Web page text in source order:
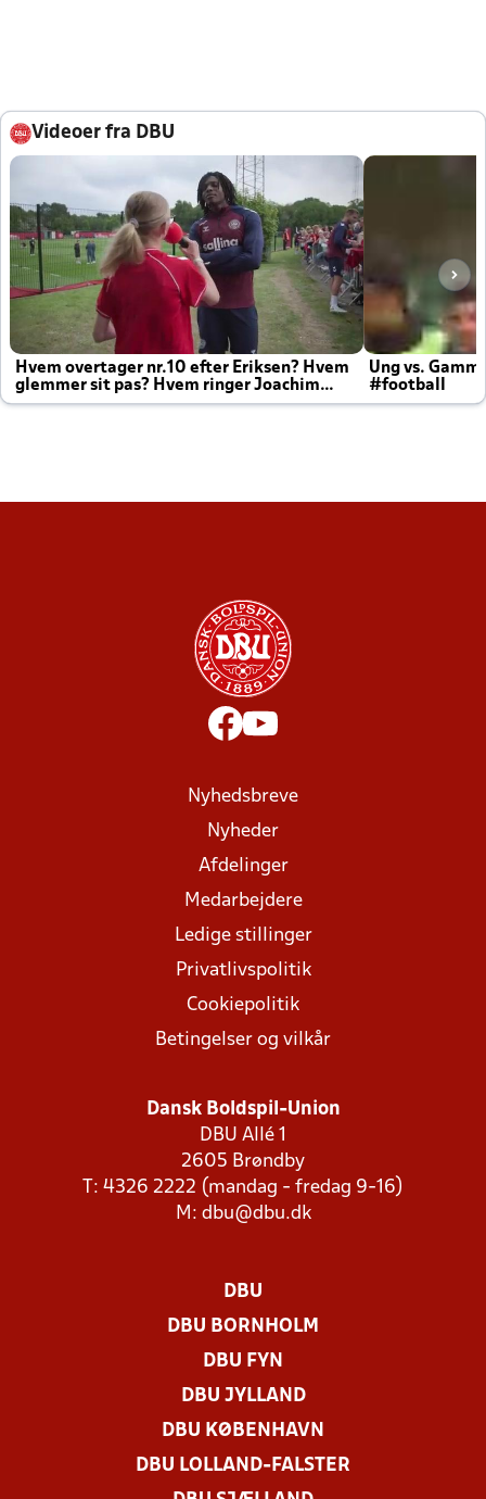
Videoer fra DBU
Hvem overtager nr.10 efter Eriksen? Hvem
glemmer sit pas? Hvem ringer Joachim
altid til efter kampe?
Ung vs.
#football
Nyhedsbreve
Nyheder
Afdelinger
Medarbejdere
Ledige stillinger
Privatlivspolitik
Cookiepolitik
Betingelser og vilkår
Dansk Boldspil-Union
DBU Allé 1
2605 Brøndby
T: 4326 2222 (mandag - fredag 9-16)
M: dbu@dbu.dk
DBU
DBU BORNHOLM
DBU FYN
DBU JYLLAND
DBU KØBENHAVN
DBU LOLLAND-FALSTER